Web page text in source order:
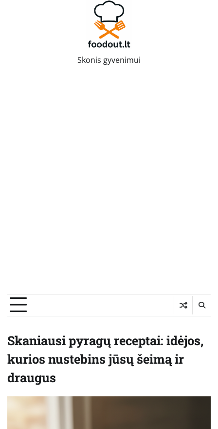
Skonis gyvenimui
Skaniausi pyragų receptai: idėjos,
kurios nustebins jūsų šeimą ir
draugus